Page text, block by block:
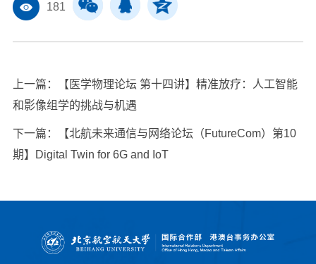
181
上一篇：
【医学物理论坛 第十四讲】精准放疗：人工智能
和影像组学的挑战与机遇
下一篇：
【北航未来通信与网络论坛（FutureCom）第10
期】Digital Twin for 6G and IoT